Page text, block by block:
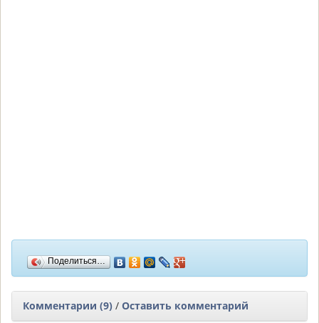
Поделиться…
Комментарии (9) / Оставить комментарий